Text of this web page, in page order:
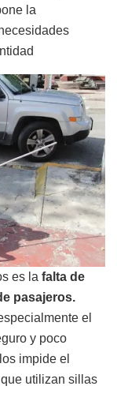
la
es la falta de
pasajeros.
el
y poco
impide el
utilizan sillas